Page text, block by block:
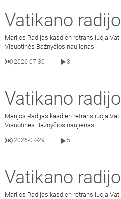
Vatikano
Marijos Radijas kasdien retransliuoja
Visuotinės Bažnyčios naujienas.
2026-07-30 |
8
Vatikano
Marijos Radijas kasdien retransliuoja
Visuotinės Bažnyčios naujienas.
2026-07-29
5
Vatikano
Marijos Radijas kasdien retransliuoja